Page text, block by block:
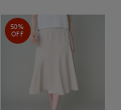
50%
OFF